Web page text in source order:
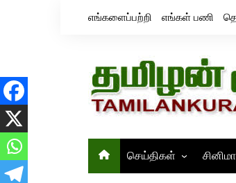
எங்களைப்பற்றி எங்கள் பணி
செய்திகள் சினிமா